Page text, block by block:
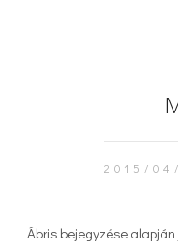
2015/
Ábris bejegyzése